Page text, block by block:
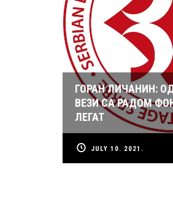
ГОРАН ЛИЧАНИН:
ВЕЗИ СА РАДОМ
ЛЕГАТ
JULY 10. 2021.